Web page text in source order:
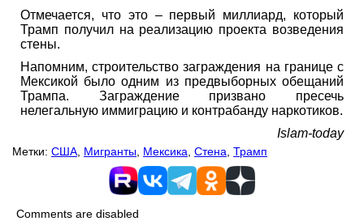
Отмечается, что это – первый миллиард, который
Трамп получил на реализацию проекта возведения
стены.
Напомним, строительство заграждения на границе с
Мексикой было одним из предвыборных обещаний
Трампа. Заграждение призвано пресечь
нелегальную иммиграцию и контрабанду наркотиков.
Islam-today
Метки: США Мигранты Мексика Стена Трамп
Comments are disabled